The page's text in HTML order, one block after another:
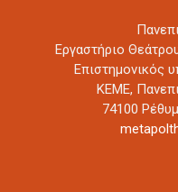
Εργαστήριο
Επιστημονικός
ΚΕΜΕ,
74100